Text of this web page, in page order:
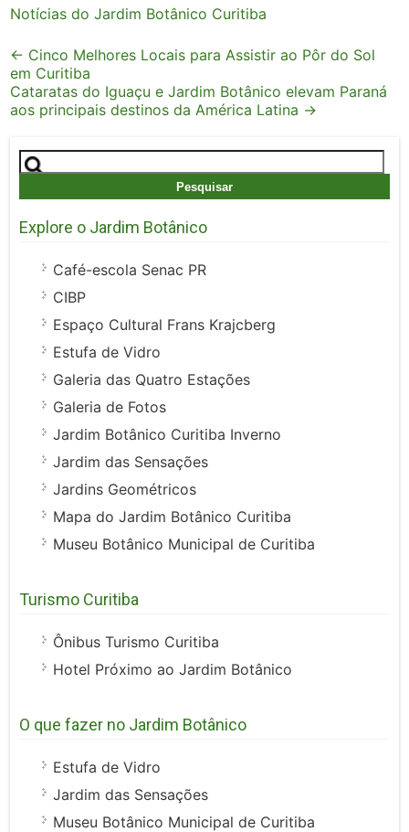
Notícias do Jardim Botânico Curitiba
Post
navigation
← Cinco Melhores Locais para Assistir ao Pôr do Sol
em Curitiba
Cataratas do Iguaçu e Jardim Botânico elevam Paraná
aos principais destinos da América Latina →
Pesquisar
por:
Explore o Jardim Botânico
Café-escola Senac PR
CIBP
Espaço Cultural Frans Krajcberg
Estufa de Vidro
Galeria das Quatro Estações
Galeria de Fotos
Jardim Botânico Curitiba Inverno
Jardim das Sensações
Jardins Geométricos
Mapa do Jardim Botânico Curitiba
Museu Botânico Municipal de Curitiba
Turismo Curitiba
Ônibus Turismo Curitiba
Hotel Próximo ao Jardim Botânico
O que fazer no Jardim Botânico
Estufa de Vidro
Jardim das Sensações
Museu Botânico Municipal de Curitiba